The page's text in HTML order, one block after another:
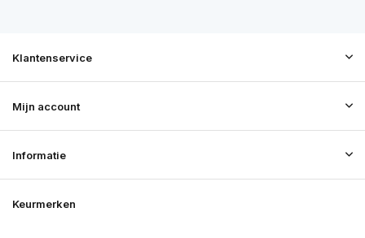
Klantenservice
Mijn account
Informatie
Keurmerken